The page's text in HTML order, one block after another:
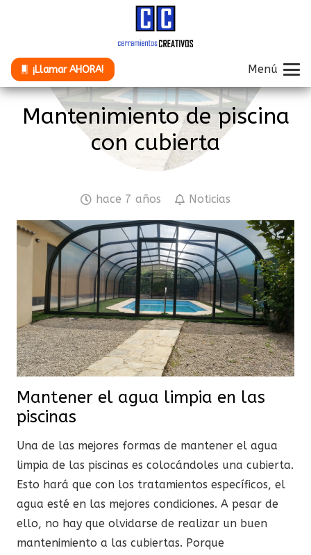
¡Llamar AHORA! Menú
Mantenimiento de piscina
con cubierta
hace 7 años Noticias
Mantener el agua limpia en las
piscinas
Una de las mejores formas de mantener el agua
limpia de las piscinas es colocándoles una cubierta.
Esto hará que con los tratamientos específicos, el
agua esté en las mejores condiciones. A pesar de
ello, no hay que olvidarse de realizar un buen
mantenimiento a las cubiertas. Porque